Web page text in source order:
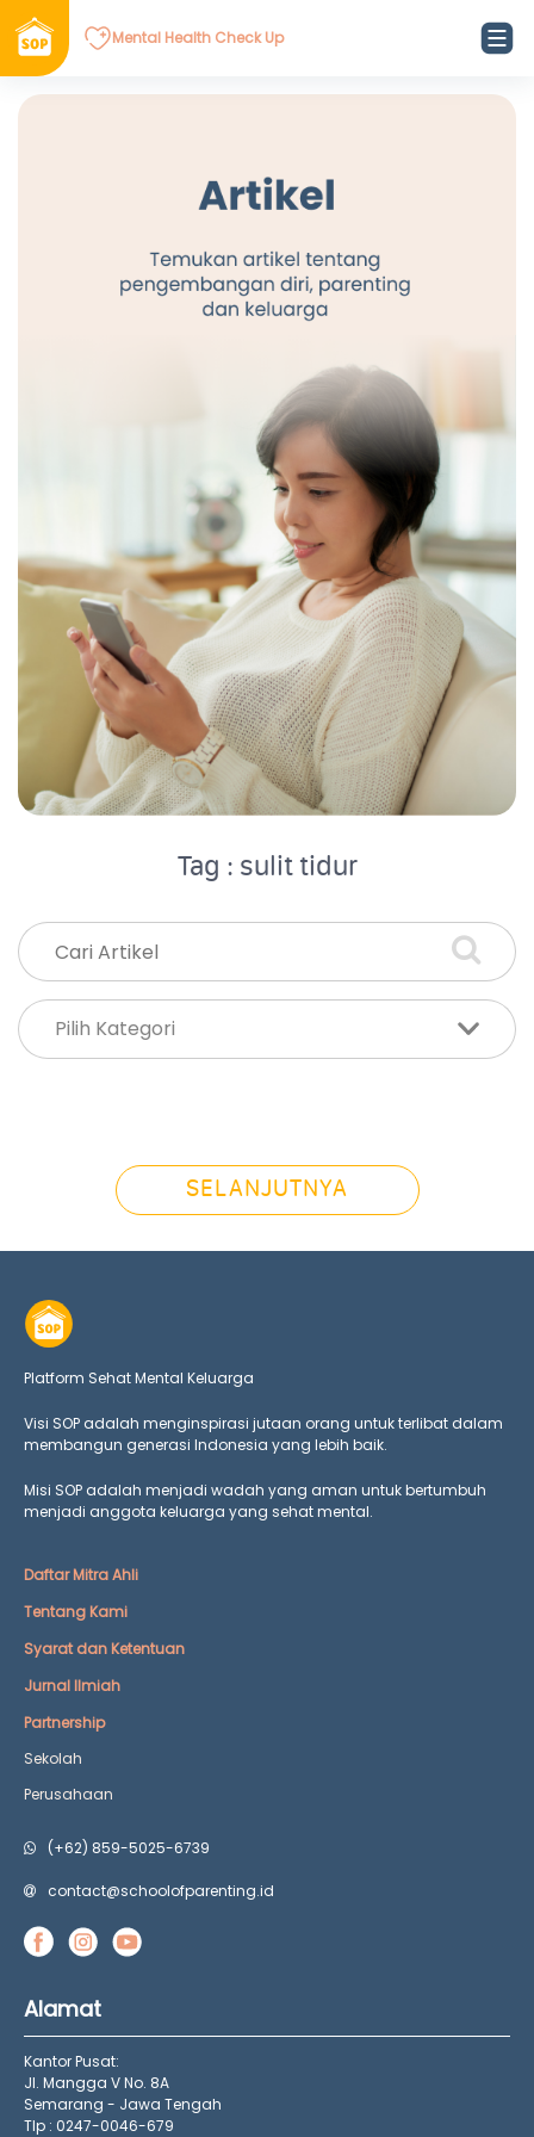
Mental Health Check Up
Tag : sulit tidur
SELANJUTNYA
Platform Sehat Mental Keluarga
Visi SOP adalah menginspirasi jutaan orang untuk terlibat dalam
membangun generasi Indonesia yang lebih baik.
Misi SOP adalah menjadi wadah yang aman untuk bertumbuh
menjadi anggota keluarga yang sehat mental.
Daftar Mitra Ahli
Tentang Kami
Syarat dan Ketentuan
Jurnal Ilmiah
Partnership
Sekolah
Perusahaan
(+62) 859-5025-6739
contact@schoolofparenting.id
Alamat
Kantor Pusat:
Jl. Mangga V No. 8A
Semarang - Jawa Tengah
Tlp : 0247-0046-679